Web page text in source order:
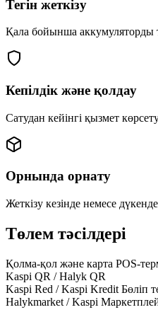
Тегін жеткізу
Қала бойынша аккумуляторды
Кепілдік және қолдау
Сатудан кейінгі қызмет
Орнында орнату
Жеткізу кезінде немесе
Төлем тәсілдері
Қолма-қол және карта POS-
Kaspi QR / Halyk QR
Kaspi Red / Kaspi Kredit Бөліп
Halykmarket / Kaspi